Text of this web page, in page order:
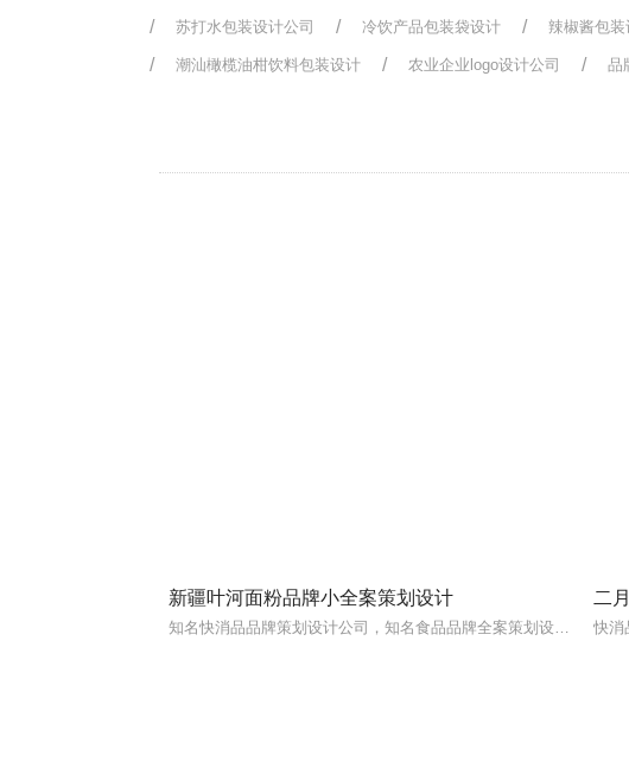
苏打水包装设计公司 冷饮产品包装袋设计 辣椒酱包装
潮汕橄榄油柑饮料包装设计 农业企业logo设计公司 品
新疆叶河面粉品牌小全案策划设计 二
快消